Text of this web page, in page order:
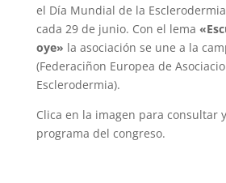
el Día Mundial de la
cada 29 de junio. Con el lema
oye» la asociación se une a la
(Federaciñon Europea de
Esclerodermia).
Clica en la imagen para consultar
programa del congreso.